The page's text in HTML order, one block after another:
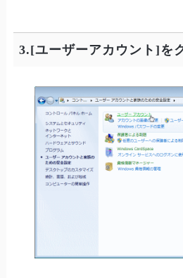
3.[ユーザーアカウント]を